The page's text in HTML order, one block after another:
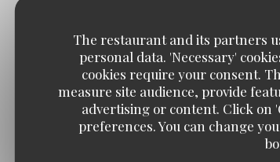
The restaurant and its partners
personal data. 'Necessary'
cookies require your consent.
measure site audience, provide
advertising or content. Click on
preferences. You can change
PART DE CAKE
TARTELETTE